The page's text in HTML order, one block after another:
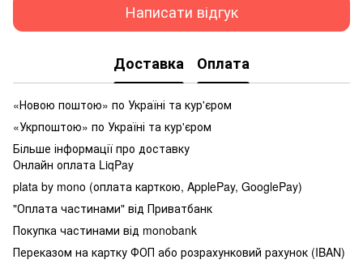
Написати відгук
Доставка Оплата
«Новою поштою» по Україні та кур'єром
«Укрпоштою» по Україні та кур'єром
Більше інформації про доставку
Онлайн оплата LiqPay
plata by mono (оплата карткою, ApplePay, GooglePay)
"Оплата частинами" від Приватбанк
Покупка частинами від monobank
Переказом на картку ФОП або розрахунковий рахунок (IBAN)